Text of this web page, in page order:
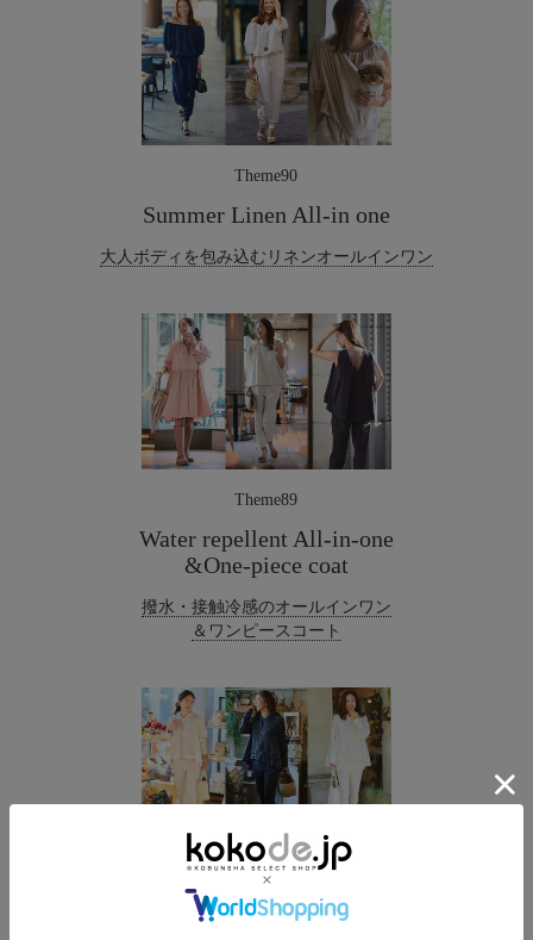
Theme90
Summer Linen All-in one
大人ボディを包み込むリネンオールインワン
Theme89
Water repellent All-in-one
&One-piece coat
撥水・接触冷感のオールインワン
＆ワンピースコート
Theme88
“Yawamochi” Spring knit set-up